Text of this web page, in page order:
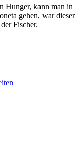
Hunger, kann man in
gehen, war dieser
Fischer.